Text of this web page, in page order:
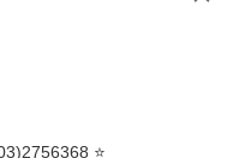
審核未通過，訂單將自動取
大哥付你分期系統評分，恕無
於每月結算日後寄送繳費提
的支付方式。 讓您購物簡單
值。
帳。
⭐